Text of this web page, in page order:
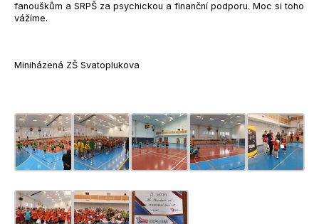
fanouškům a SRPŠ za psychickou a finanční podporu. Moc si toho
vážíme.
Miniházená ZŠ Svatoplukova